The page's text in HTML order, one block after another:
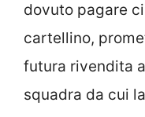
dovuto pagare
cartellino,
futura rivendita
squadra da cui